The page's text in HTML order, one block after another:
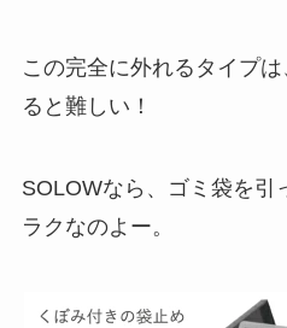
この完全に外れるタイプ
ると難しい！
SOLOWなら、ゴミ袋を引
ラクなのよー。